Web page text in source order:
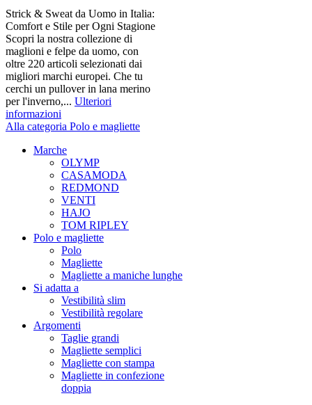
Strick & Sweat da Uomo in Italia:
Comfort e Stile per Ogni Stagione
Scopri la nostra collezione di
maglioni e felpe da uomo, con
oltre 220 articoli selezionati dai
migliori marchi europei. Che tu
cerchi un pullover in lana merino
per l'inverno,... Ulteriori
informazioni
Alla categoria Polo e magliette
Marche
OLYMP
CASAMODA
REDMOND
VENTI
HAJO
TOM RIPLEY
Polo e magliette
Polo
Magliette
Magliette a maniche lunghe
Si adatta a
Vestibilità slim
Vestibilità regolare
Argomenti
Taglie grandi
Magliette semplici
Magliette con stampa
Magliette in confezione
doppia